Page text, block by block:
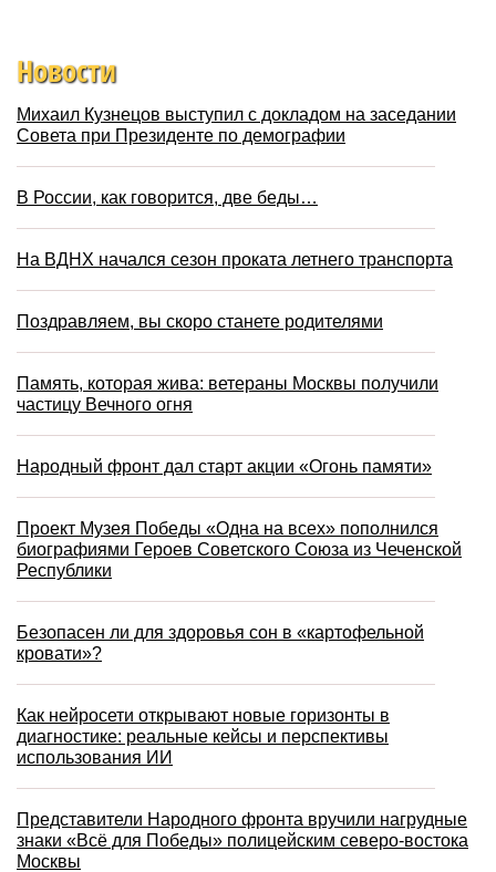
Новости
Михаил Кузнецов выступил с докладом на заседании
Совета при Президенте по демографии
В России, как говорится, две беды…
На ВДНХ начался сезон проката летнего транспорта
Поздравляем, вы скоро станете родителями
Память, которая жива: ветераны Москвы получили
частицу Вечного огня
Народный фронт дал старт акции «Огонь памяти»
Проект Музея Победы «Одна на всех» пополнился
биографиями Героев Советского Союза из Чеченской
Республики
Безопасен ли для здоровья сон в «картофельной
кровати»?
Как нейросети открывают новые горизонты в
диагностике: реальные кейсы и перспективы
использования ИИ
Представители Народного фронта вручили нагрудные
знаки «Всё для Победы» полицейским северо-востока
Москвы